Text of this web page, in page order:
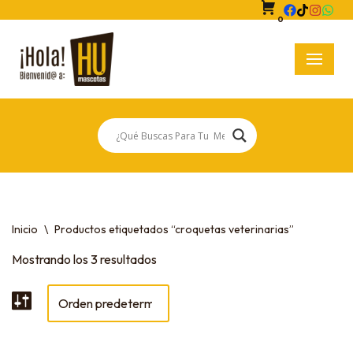
Saltar
al
contenido
0
Inicio \ Productos etiquetados “croquetas veterinarias”
Mostrando los 3 resultados